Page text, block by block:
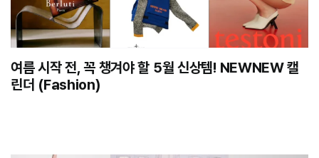
여름 시작 전, 꼭 챙겨야 할 5월 신상템! NEWNEW 캘
린더 (Fashion)